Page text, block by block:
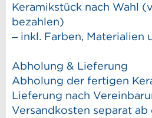
Keramikstück nach Wahl
bezahlen)
– inkl. Farben, Materialien
Abholung & Lieferung
Abholung der fertigen
Lieferung nach
Versandkosten separat ab